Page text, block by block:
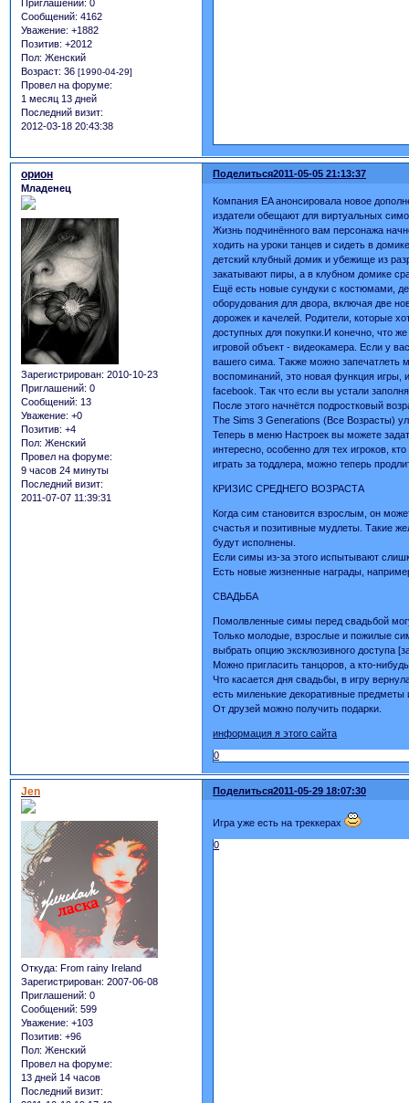
Приглашений: 0
Сообщений: 4162
Уважение: +1882
Позитив: +2012
Пол: Женский
Возраст: 36 [1990-04-29]
Провел на форуме:
1 месяц 13 дней
Последний визит:
2012-03-18 20:43:38
Поделиться2011-05-05 21:13:37
орион
Младенец
Зарегистрирован: 2010-10-23
Приглашений: 0
Сообщений: 13
Уважение: +0
Позитив: +4
Пол: Женский
Провел на форуме:
9 часов 24 минуты
Последний визит:
2011-07-07 11:39:31
Компания EA анонсировала новое
издатели обещают для виртуальных
Жизнь подчинённого вам персонажа
ходить на уроки танцев и сидеть в
детский клубный домик и убежище из
закатывают пиры, а в клубном домике
Ещё есть новые сундуки с костюмами,
оборудования для двора, включая две
дорожек и качелей. Родители, которые
доступных для покупки.И конечно, что
игровой объект - видеокамера. Если у
вашего сима. Также можно запечатлеть
воспоминаний, это новая функция игры,
facebook. Так что если вы устали
После этого начнётся подростковый
The Sims 3 Generations (Все Возрасты)
Теперь в меню Настроек вы можете
интересно, особенно для тех игроков,
играть за тоддлера, можно теперь
КРИЗИС СРЕДНЕГО ВОЗРАСТА
Когда сим становится взрослым, он
счастья и позитивные мудлеты. Такие
будут исполнены.
Если симы из-за этого испытывают
Есть новые жизненные награды,
СВАДЬБА
Помолвленные симы перед свадьбой
Только молодые, взрослые и пожилые
выбрать опцию эксклюзивного доступа
Можно пригласить танцоров, а кто-
Что касается дня свадьбы, в игру
есть миленькие декоративные предметы
От друзей можно получить подарки.
информация я этого сайта
0
Поделиться2011-05-29 18:07:30
Jen
Откуда: From rainy Ireland
Зарегистрирован: 2007-06-08
Приглашений: 0
Сообщений: 599
Уважение: +103
Позитив: +96
Пол: Женский
Провел на форуме:
13 дней 14 часов
Последний визит:
Игра уже есть на треккерах
0